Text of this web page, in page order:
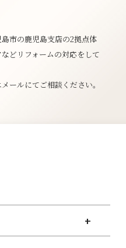
市の鹿児島支店の2拠点体
どリフォームの対応をして
ールにてご相談ください。